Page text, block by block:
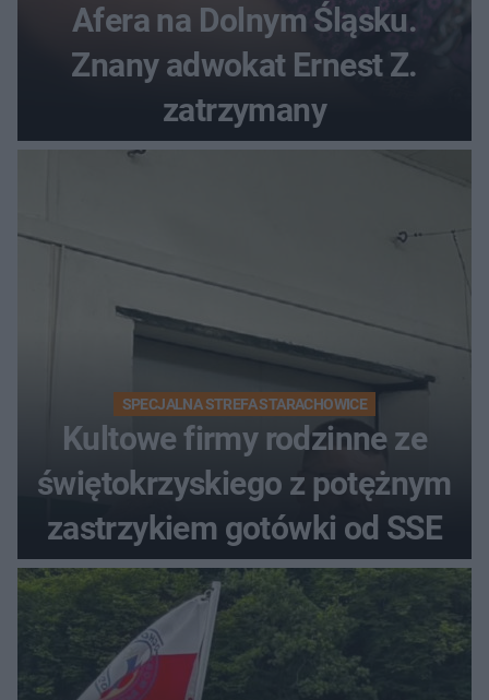
Afera na Dolnym Śląsku.
Znany adwokat Ernest Z.
zatrzymany
SPECJALNA STREFA STARACHOWICE
Kultowe firmy rodzinne ze
świętokrzyskiego z potężnym
zastrzykiem gotówki od SSE